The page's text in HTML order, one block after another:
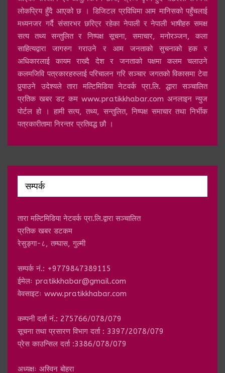
लोकप्रिय हुँदै आएको छ । डिजिटल प्रविधिमा आम मानिसको पहुँचलाई
मध्यनजर गर्दै संसारभर छरिएर रहेका नेपाली र नेपाली भाषीहरु समक्ष
सत्य तथ्य सन्तुलित र निष्पक्ष सूचना, समाचार, मनोरञ्जन, कला
साहित्यद्वारा जागरुग गराउने र आम जनताको सुचनाको हक र
अधिकारलाई कायम राख्दै देश र जनताको पक्षमा कलम चलाउने
कलमजिवि पत्रकारहरुलाई परिचालन गरि सञ्चार जगतको विकासमा टेवा
पुर्‍याउने उदेश्यले तारा मल्टिमिडिया नेटवर्क प्रा.लि. द्धारा सञ्चालित
प्रतिक खबर डट कम www.pratikkhabar.com अनलाइन न्युज
पोर्टल हो । हामी सत्य, तथ्य, सन्तुलित, निष्पक्ष समाचार तथा निर्भीक
पत्रकारीतामा निरन्तर प्रतिवद्ध छौ ।
सम्पर्क
तारा मल्टिमिडिया नेटवर्क प्रा.लि.द्वारा सञ्चालित
प्रतिक खबर डटकम
रेसुङ्गा-८, तम्घास, गुल्मी
सम्पर्क नं.: +9779847389115
ईमेलः pratikkhabar@gmail.com
वेवसाइटः www.pratikkhabar.com
कम्पनी दर्ता नं.: 275766/078/079
सूचना तथा प्रसारण विभाग दर्ता : 3397/2078/079
प्रेस काउन्सिल दर्ता :3386/078/079
अध्यक्षः अस्विन बोहरा